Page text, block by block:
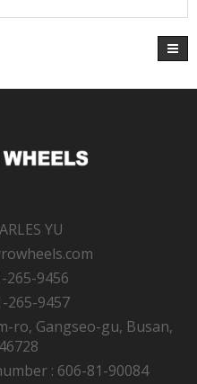
YU
265-9456
265-9457
ro, Gangseo-gu, Busan,
: 606-81-90084